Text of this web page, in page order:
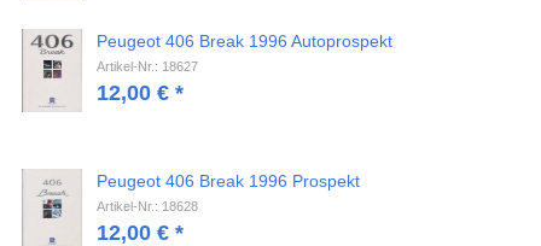
Peugeot 406 Break 1996 Autoprospekt
Artikel-Nr.: 18627
12,00 €*
Peugeot 406 Break 1996 Prospekt
Artikel-Nr.: 18628
12,00 €*